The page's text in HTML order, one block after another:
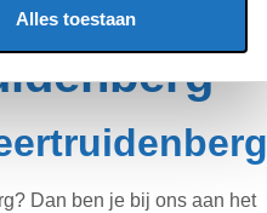
Alles toestaan
Dan ben je bij ons aan het